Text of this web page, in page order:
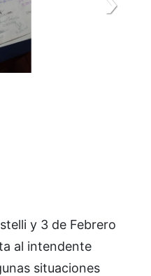
y 3 de Febrero
al intendente
situaciones